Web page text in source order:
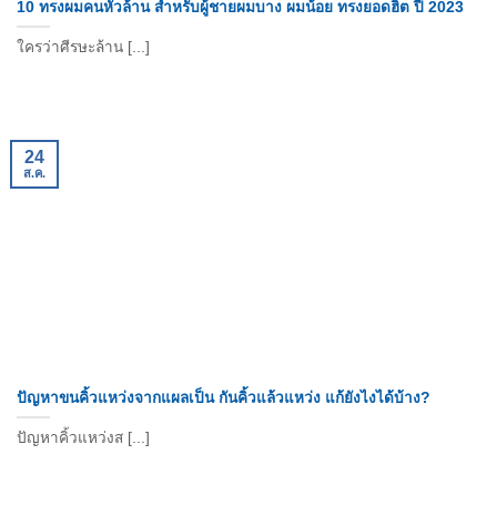
10 ทรงผมคนหัวล้าน สำหรับผู้ชายผมบาง ผมน้อย ทรงยอดฮิต ปี 2023
ใครว่าศีรษะล้าน [...]
ปัญหาขนคิ้วแหว่งจากแผลเป็น กันคิ้วแล้วแหว่ง แก้ยังไงได้บ้าง?
ปัญหาคิ้วแหว่งส [...]
24
ส.ค.